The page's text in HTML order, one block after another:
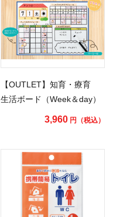
【OUTLET】知育・療育
生活ボード（Week＆day）
3,960 円（税込）